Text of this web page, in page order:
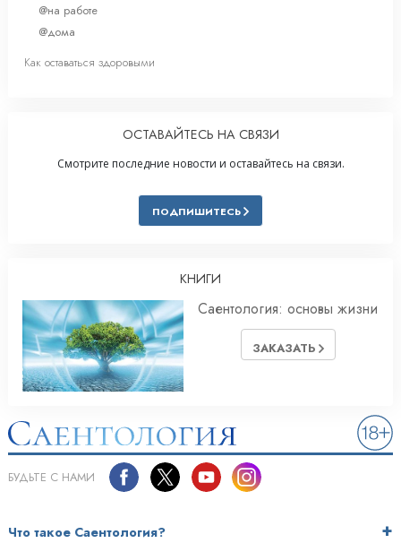
@на работе
@дома
Как оставаться здоровыми
ОСТАВАЙТЕСЬ НА СВЯЗИ
Смотрите последние новости и оставайтесь на связи.
ПОДПИШИТЕСЬ
КНИГИ
Саентология: основы жизни
ЗАКАЗАТЬ
БУДЬТЕ С НАМИ
Что такое Саентология?